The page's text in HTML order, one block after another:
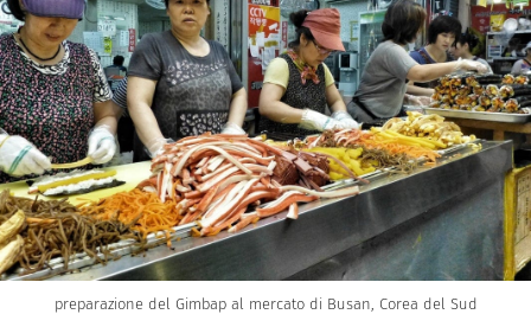
preparazione del Gimbap al mercato di Busan, Corea del Sud